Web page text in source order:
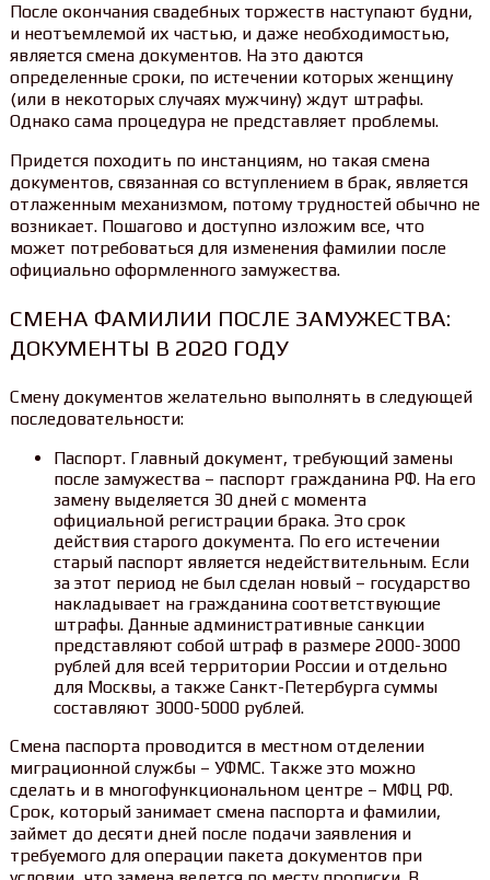
После окончания свадебных торжеств наступают будни,
и неотъемлемой их частью, и даже необходимостью,
является смена документов. На это даются
определенные сроки, по истечении которых женщину
(или в некоторых случаях мужчину) ждут штрафы.
Однако сама процедура не представляет проблемы.
Придется походить по инстанциям, но такая смена
документов, связанная со вступлением в брак, является
отлаженным механизмом, потому трудностей обычно не
возникает. Пошагово и доступно изложим все, что
может потребоваться для изменения фамилии после
официально оформленного замужества.
СМЕНА ФАМИЛИИ ПОСЛЕ ЗАМУЖЕСТВА:
ДОКУМЕНТЫ В 2020 ГОДУ
Смену документов желательно выполнять в следующей
последовательности:
Паспорт. Главный документ, требующий замены
после замужества – паспорт гражданина РФ. На его
замену выделяется 30 дней с момента
официальной регистрации брака. Это срок
действия старого документа. По его истечении
старый паспорт является недействительным. Если
за этот период не был сделан новый – государство
накладывает на гражданина соответствующие
штрафы. Данные административные санкции
представляют собой штраф в размере 2000-3000
рублей для всей территории России и отдельно
для Москвы, а также Санкт-Петербурга суммы
составляют 3000-5000 рублей.
Смена паспорта проводится в местном отделении
миграционной службы – УФМС. Также это можно
сделать и в многофункциональном центре – МФЦ РФ.
Срок, который занимает смена паспорта и фамилии,
займет до десяти дней после подачи заявления и
требуемого для операции пакета документов при